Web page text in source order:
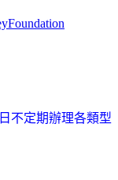
不定期辦理各類型